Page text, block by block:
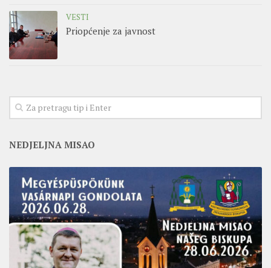
VESTI
Priopćenje za javnost
NEDJELJNA MISAO